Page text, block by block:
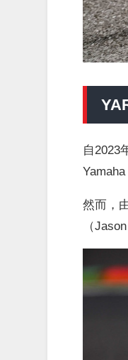
自2023
然而，
（